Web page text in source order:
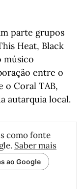
parte grupos
Heat, Black
músico
entre o
o Coral TAB,
autarquia local.
como fonte
Saber mais
ao Google